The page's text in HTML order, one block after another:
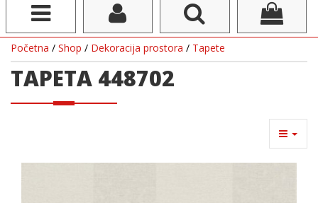
Početna / Shop / Dekoracija prostora / Tapete
TAPETA 448702